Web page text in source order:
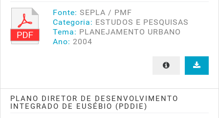
Fonte: SEPLA / PMF
Categoria: ESTUDOS E PESQUISAS
Tema: PLANEJAMENTO URBANO
Ano: 2004
PLANO DIRETOR DE DESENVOLVIMENTO
INTEGRADO DE EUSÉBIO (PDDIE)